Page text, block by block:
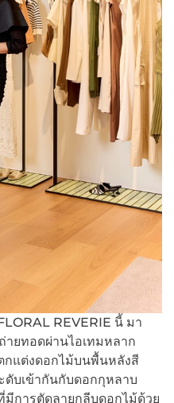
REVERIE นี้ มา
ายทอดผ่านไอเทมหลาก
กแต่งดอกไม้บนพื้นหลังสี
ดับเข้ากันกับดอกกุหลาบ
มีการตัดลายกลีบดอกไม้ด้วย